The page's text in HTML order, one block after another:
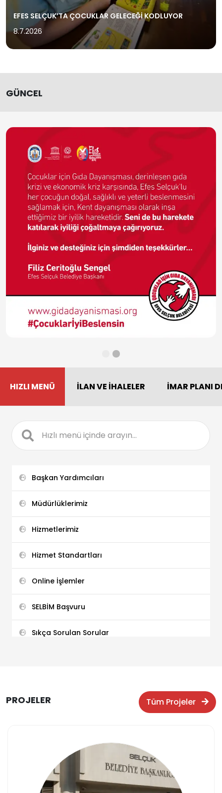
EFES SELÇUK’TA ÇOCUKLAR GELECEĞİ KODLUYOR
8.7.2026
GÜNCEL
HIZLI MENÜ İLAN VE İHALELER İMAR PLANI
Başkan Yardımcıları
Müdürlüklerimiz
Hizmetlerimiz
Hizmet Standartları
Online İşlemler
SELBİM Başvuru
Sıkça Sorulan Sorular
SELBİM Sorgu
İletişim Bilgileri
PROJELER Tüm Projeler